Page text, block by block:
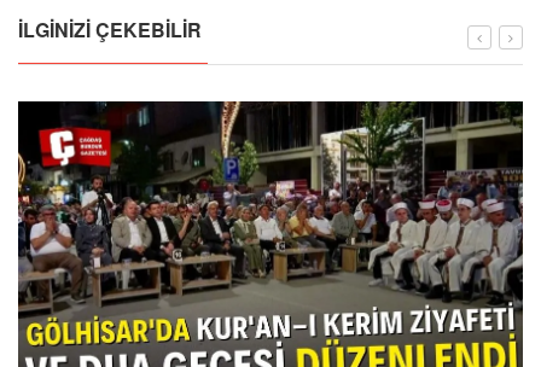
İLGINIZI ÇEKEBILIR